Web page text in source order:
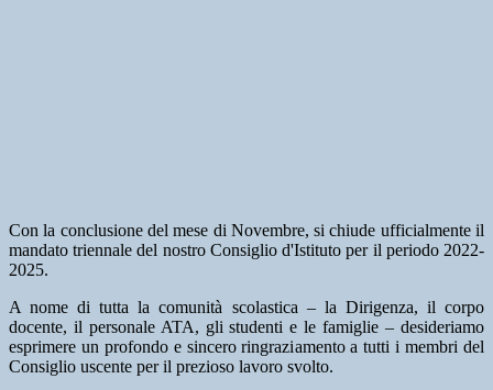
Con la conclusione del mese di Novembre, si chiude ufficialmente il
mandato triennale del nostro Consiglio d'Istituto per il periodo 2022-
2025.
A nome di tutta la comunità scolastica – la Dirigenza, il corpo
docente, il personale ATA, gli studenti e le famiglie – desideriamo
esprimere un profondo e sincero ringraziamento a tutti i membri del
Consiglio uscente per il prezioso lavoro svolto.